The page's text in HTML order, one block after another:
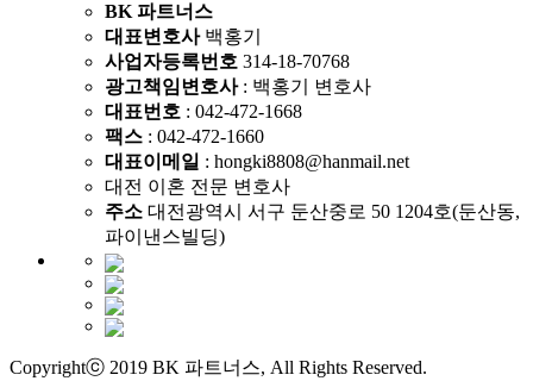
BK 파트너스
대표변호사백홍기
사업자등록번호 314-18-70768
광고책임변호사: 백홍기 변호사
대표번호 : 042-472-1668
팩스 : 042-472-1660
대표이메일 : hongki8808@hanmail.net
대전 이혼 전문 변호사
주소 대전광역시 서구 둔산중로 50 1204호(둔산동,
파이낸스빌딩)
Copyrightⓒ 2019 BK 파트너스, All Rights Reserved.